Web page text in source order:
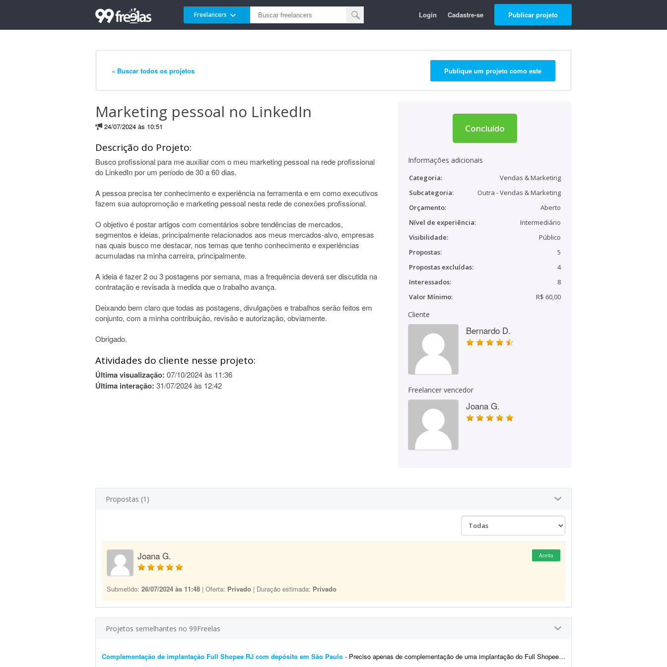
Freelancers Login Cadastre-se Publicar projeto
« Buscar todos os projetos Publique um projeto como este
Marketing pessoal no LinkedIn
24/07/2024 às 10:51
Descrição do Projeto:
Busco profissional para me auxiliar com o meu marketing pessoal na rede profissional
do LinkedIn por um período de 30 a 60 dias.
A pessoa precisa ter conhecimento e experiência na ferramenta e em como executivos
fazem sua autopromoção e marketing pessoal nesta rede de conexões profissional.
O objetivo é postar artigos com comentários sobre tendências de mercados,
segmentos e ideias, principalmente relacionados aos meus mercados-alvo, empresas
nas quais busco me destacar, nos temas que tenho conhecimento e experiências
acumuladas na minha carreira, principalmente.
A ideia é fazer 2 ou 3 postagens por semana, mas a frequência deverá ser discutida na
contratação e revisada à medida que o trabalho avança.
Deixando bem claro que todas as postagens, divulgações e trabalhos serão feitos em
conjunto, com a minha contribuição, revisão e autorização, obviamente.
Obrigado.
Atividades do cliente nesse projeto:
Última visualização: 07/10/2024 às 11:36
Última interação: 31/07/2024 às 12:42
Concluído
Informações adicionais
Categoria:
Vendas & Marketing
Subcategoria:
Outra - Vendas & Marketing
Orçamento:
Aberto
Nível de experiência:
Intermediário
Visibilidade:
Público
Propostas:
5
Propostas excluídas:
4
Interessados:
8
Valor Mínimo:
R$ 60,00
Cliente
Bernardo D.
Freelancer vencedor
Joana G.
Propostas (1)
Joana G. Aceita
Submetido: 26/07/2024 às 11:48 | Oferta: Privado | Duração estimada: Privado
Projetos semelhantes no 99Freelas
Complementação de implantação Full Shopee RJ com depósito em São Paulo - Preciso apenas de complementação de uma implantação do Full Shopee RJ com depósito em São Paulo. Olá, preciso de pessoa bem experiente no Full da S...